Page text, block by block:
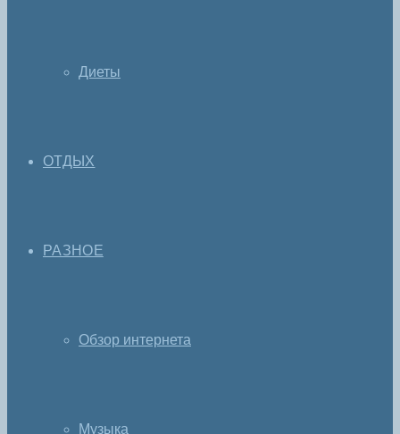
Диеты
ОТДЫХ
РАЗНОЕ
Обзор интернета
Музыка